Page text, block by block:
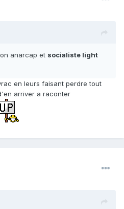
anarcap et socialiste light
en leurs faisant perdre tout
arriver a raconter